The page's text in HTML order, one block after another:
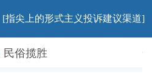
[指尖上的形式主义投诉建议渠道]
民生 法治
教育
民俗揽胜